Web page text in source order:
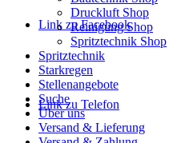
Link zu Facebook
Link zu Telefon
Druckluft Shop
Reinigung Shop
Spritztechnik Shop
Spritztechnik
Starkregen
Stellenangebote
Suche
Über uns
Versand & Lieferung